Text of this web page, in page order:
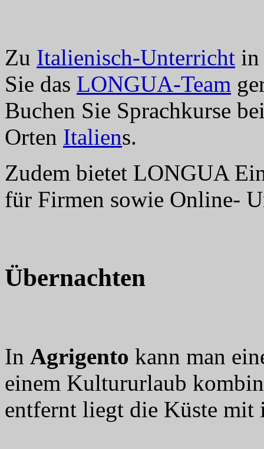
Zu Italienisch-Unterricht in
Sie das LONGUA-Team
Buchen Sie Sprachkurse
Orten Italiens.
Zudem bietet LONGUA
für Firmen sowie Online-
Übernachten
In Agrigento kann man
einem Kultururlaub
entfernt liegt die Küste mit